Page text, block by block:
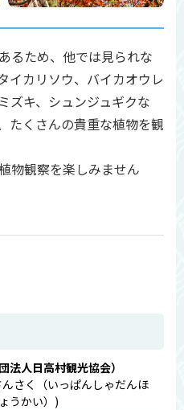
るため、他では見られな
イカリソウ、バイカオウレ
ズキ、シュンジュギクな
たくさんの貴重な植物を観
物観察を楽しみません
法人日高村観光協会）
さく（いっぱんしゃだんほ
うかい）)